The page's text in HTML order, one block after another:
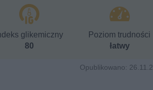
glikemiczny
80
Poziom trudności
łatwy
Opublikowano: